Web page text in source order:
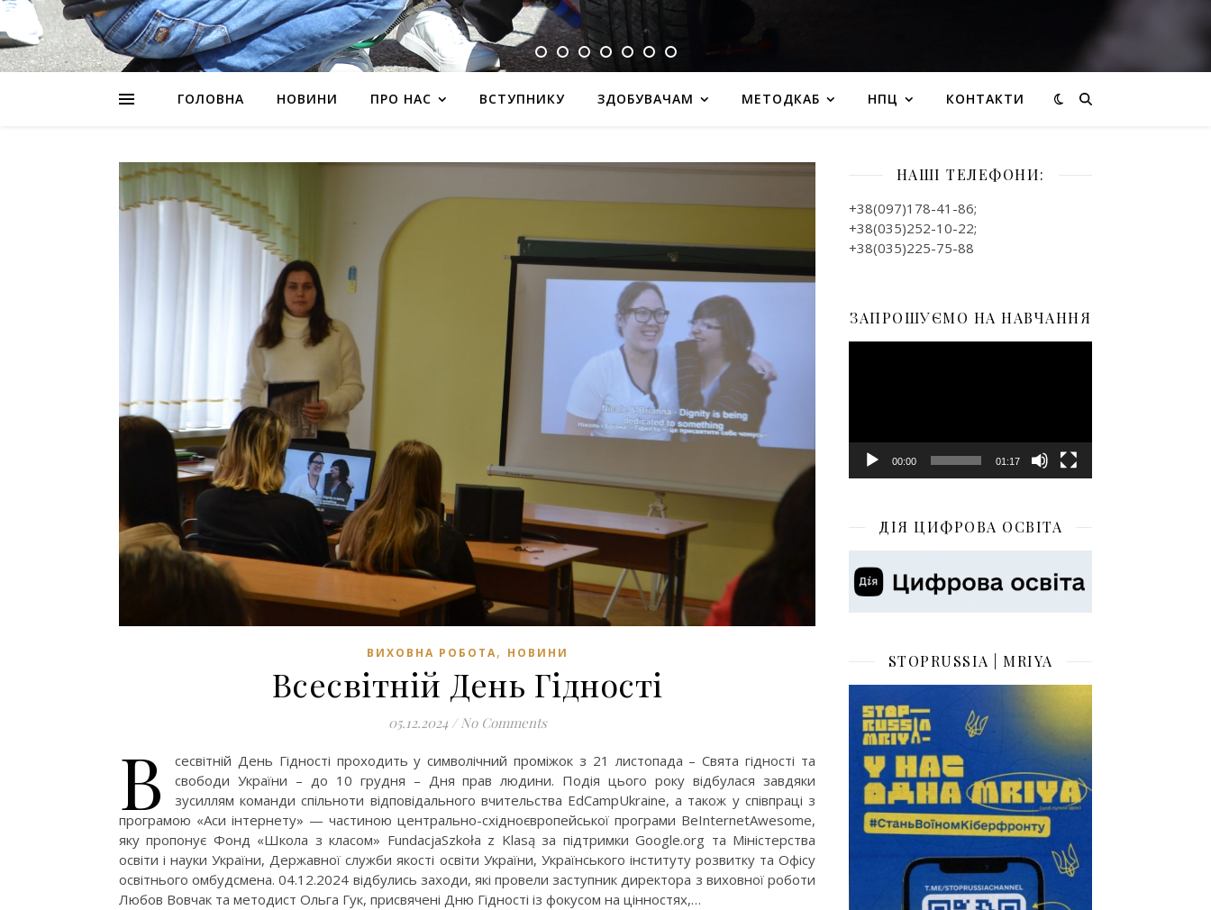
ГОЛОВНА НОВИНИ ПРО НАС ВСТУПНИКУ ЗДОБУВАЧАМ МЕТОДКАБ НПЦ КОНТАКТИ
ВИХОВНА РОБОТА, НОВИНИ
Всесвітній День Гідності
05.12.2024 / No Comments
В
сесвітній День Гідності проходить у символічний проміжок з 21 листопада – Свята гідності та
свободи України – до 10 грудня – Дня прав людини. Подія цього року відбулася завдяки
зусиллям команди спільноти відповідального вчительства EdCampUkraine, а також у співпраці з
програмою «Аси інтернету» — частиною центрально-східноєвропейської програми BeInternetAwesome,
яку пропонує Фонд «Школа з класом» FundacjaSzkoła z Klasą за підтримки Google.org та Міністерства
освіти і науки України, Державної служби якості освіти України, Українського інституту розвитку та Офісу
освітнього омбудсмена. 04.12.2024 відбулись заходи, які провели заступник директора з виховної роботи
Любов Вовчак та методист Ольга Гук, присвячені Дню Гідності із фокусом на цінностях,…
НАШІ ТЕЛЕФОНИ:
+38(097)178-41-86;
+38(035)252-10-22;
+38(035)225-75-88
ЗАПРОШУЄМО НА НАВЧАННЯ
00:00 01:17
ДІЯ ЦИФРОВА ОСВІТА
STOPRUSSIA | MRIYA